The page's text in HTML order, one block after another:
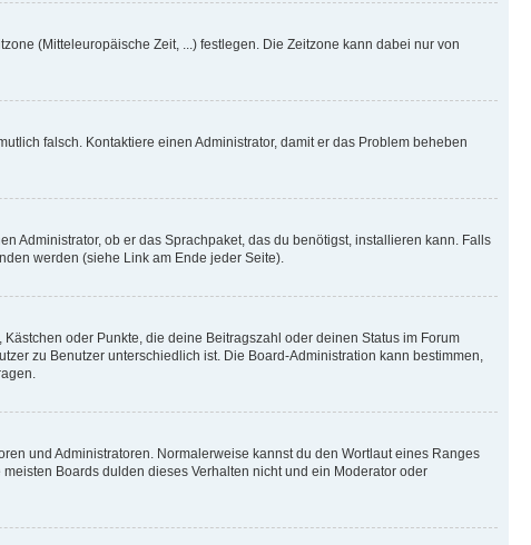
(Mitteleuropäische Zeit, ...) festlegen. Die Zeitzone kann dabei nur von
falsch. Kontaktiere einen Administrator, damit er das Problem beheben
Administrator, ob er das Sprachpaket, das du benötigst, installieren kann. Falls
werden (siehe Link am Ende jeder Seite).
oder Punkte, die deine Beitragszahl oder deinen Status im Forum
zu Benutzer unterschiedlich ist. Die Board-Administration kann bestimmen,
und Administratoren. Normalerweise kannst du den Wortlaut eines Ranges
Boards dulden dieses Verhalten nicht und ein Moderator oder